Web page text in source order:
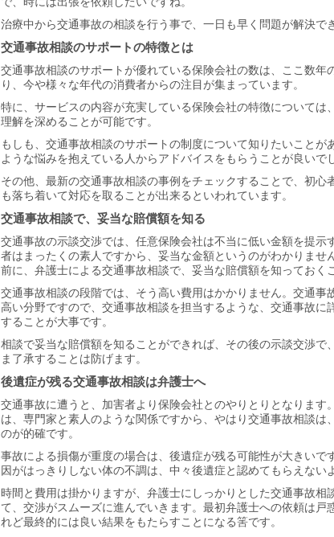
治療中から交通事故の相談を行う事で、一日も早く問題が解決で
交通事故相談のサポートの特徴とは
交通事故相談のサポートが優れている保険会社の数は、ここ数年
り、今や様々な年代の消費者からの注目が集まっています。
特に、サービスの内容が充実している保険会社の特徴については
理解を深めることが可能です。
もしも、交通事故相談のサポートの制度について知りたいことが
ような悩みを抱えている人からアドバイスをもらうことが良いで
その他、最新の交通事故相談の事例をチェックすることで、初心
も落ち着いて対応を取ることが出来るといわれています。
交通事故相談で、妥当な賠償額を知る
交通事故の示談交渉では、任意保険会社は不当に低い金額を提示
者はまったくの素人ですから、妥当な金額というのがわかりませ
前に、弁護士による交通事故相談で、妥当な賠償額を知っておく
交通事故相談の段階では、そう高い費用はかかりません。交通事
高い分野ですので、交通事故相談を担当するような、交通事故に
することが大事です。
相談で妥当な賠償額を知ることができれば、その後の示談交渉で
ま了承することは防げます。
後遺症が残る交通事故相談は弁護士へ
交通事故に遭うと、加害者より保険会社とのやりとりとなります
は、専門家と素人のような関係ですから、やはり交通事故相談は
のが的確です。
事故による損傷が重度の場合は、後遺症が残る可能性が大きいで
因がはっきりしない体の不調は、中々後遺症と認めてもらえない
時間と費用は掛かりますが、弁護士にしっかりとした交通事故相
て、交渉がスムーズに進んでいきます。最初弁護士への依頼は戸
れど最終的には良い結果をもたらすことになる筈です。